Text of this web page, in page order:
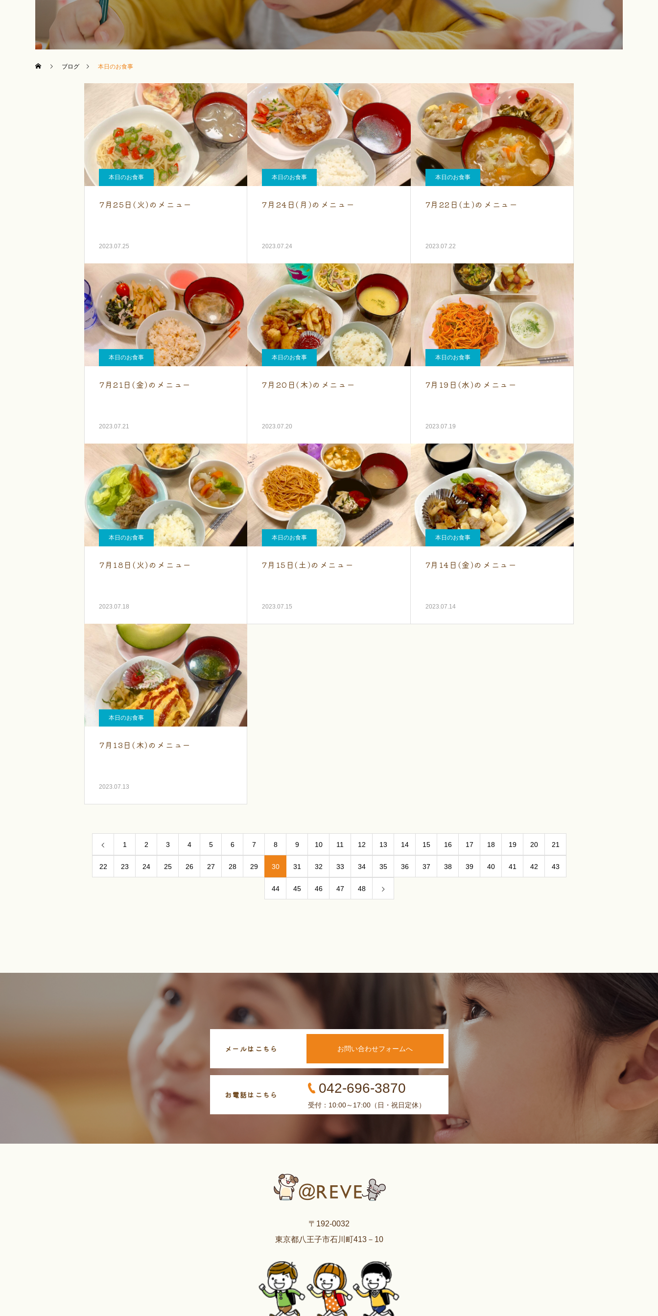
ブログ 本日のお食事
本日のお食事
7月25日(火)のメニュー
2023.07.25
本日のお食事
7月24日(月)のメニュー
2023.07.24
本日のお食事
7月22日(土)のメニュー
2023.07.22
本日のお食事
7月21日(金)のメニュー
2023.07.21
本日のお食事
7月20日(木)のメニュー
2023.07.20
本日のお食事
7月19日(水)のメニュー
2023.07.19
本日のお食事
7月18日(火)のメニュー
2023.07.18
本日のお食事
7月15日(土)のメニュー
2023.07.15
本日のお食事
7月14日(金)のメニュー
2023.07.14
本日のお食事
7月13日(木)のメニュー
2023.07.13
1 2 3 4 5 6 7 8 9 10 11 12 13 14 15 16 17 18 19 20 21
22 23 24 25 26 27 28 29 30 31 32 33 34 35 36 37 38 39 40 41 42 43
44 45 46 47 48
メールはこちら お問い合わせフォームへ
お電話はこちら 042-696-3870
受付：10:00～17:00（日・祝日定休）
〒192-0032
東京都八王子市石川町413－10